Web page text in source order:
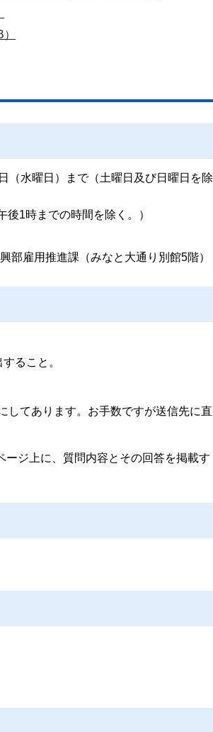
（水曜日）まで（土曜日及び日曜日を除
1時までの時間を除く。）
部雇用推進課（みなと大通り別館5階）
ること。
してあります。お手数ですが送信先に直
ジ上に、質問内容とその回答を掲載す